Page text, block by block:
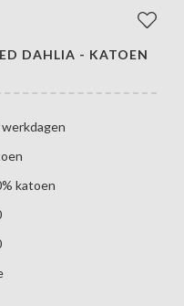
DAHLIA - KATOEN
katoen